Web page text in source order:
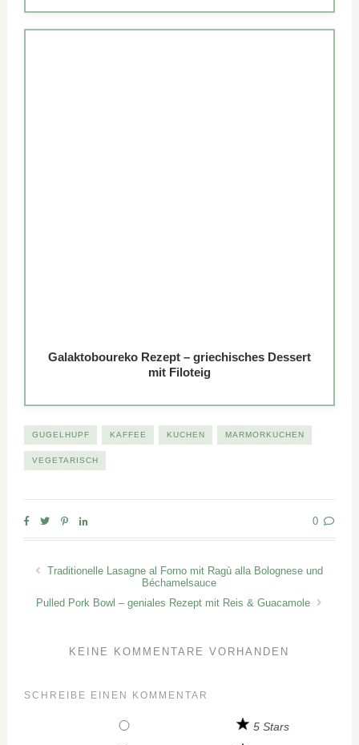
Galaktoboureko Rezept – griechisches Dessert
mit Filoteig
GUGELHUPF KAFFEE KUCHEN MARMORKUCHEN
VEGETARISCH
0
Traditionelle Lasagne al Forno mit Ragù alla Bolognese und
Béchamelsauce
Pulled Pork Bowl – geniales Rezept mit Reis & Guacamole
KEINE KOMMENTARE VORHANDEN
SCHREIBE EINEN KOMMENTAR
5 Stars